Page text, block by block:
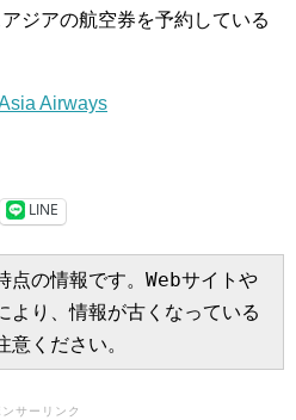
ジアの航空券を予約している
Airways
LINE
点の情報です。Webサイトや
より、情報が古くなっている
ください。
ンサーリンク